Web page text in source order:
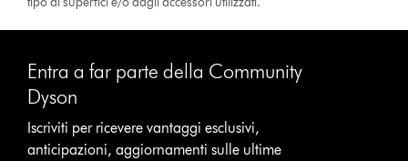
Entra a far parte della Community
Dyson
Iscriviti per ricevere vantaggi esclusivi,
anticipazioni, aggiornamenti sulle ultime